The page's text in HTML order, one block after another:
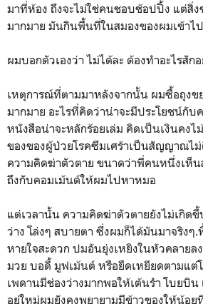
มาที่ห้อง ถึงจะไม่ใช่คนชอบช้อปปิ้ง แต่สิ่
มากมาย มันกินพื้นที่ในสมองของผมเข้าไ
ผมบอกตัวเองว่า ไม่ได้ละ ต้องทำอะไรสักอ
เหตุการณ์ที่ตามมาหลังจากนั้น ผมซื้อถุงข
มากมาย อะไรที่คิดว่าน่าจะมีประโยชน์กับ
หนังสือน่าจะหลักร้อยเล่ม คิดเป็นเงินคงไ
ของของผู้ป่วยโรคซึมเศร้าเป็นสัญญาณไม่
ความคิดฆ่าตัวตาย ขนาดว่าพี่คนหนึ่งเห็น
ถึงกับคอมเม้นต์ให้ผมไปหาหมอ
แต่เวลานั้น ความคิดฆ่าตัวตายยังไม่เกิด
ว่าง โล่งๆ สบายตา ซึ่งผมก็ได้มันมาจริงๆ
หายใจสะดวก ปมอันยุ่งเหยิงในหัวคลายล
มวย บอดี้ มูฟเม้นต์ หรือยืดเหยียดตามแต่
เพดานมีช่องว่างมากพอให้เต้นรำ โบยบิน
อยู่ใหม่ผมยังคงพยายามมีข้าวของให้น้อย